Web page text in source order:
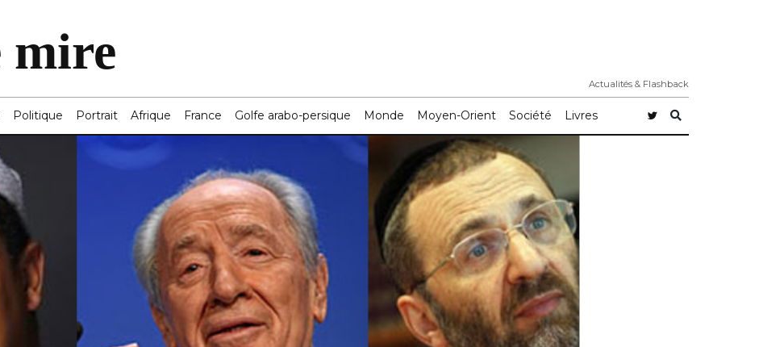
mire
Actualités & Flashback
Politique Portrait Afrique France Golfe arabo-persique Monde Moyen-Orient Société Livres